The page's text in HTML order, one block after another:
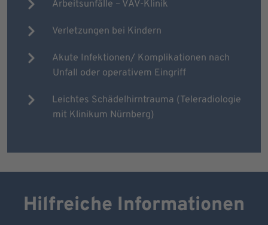
Arbeitsunfälle – VAV-Klinik
Verletzungen bei Kindern
Akute Infektionen/ Komplikationen nach
Unfall oder operativem Eingriff
Leichtes Schädelhirntrauma (Teleradiologie
mit Klinikum Nürnberg)
Hilfreiche Informationen